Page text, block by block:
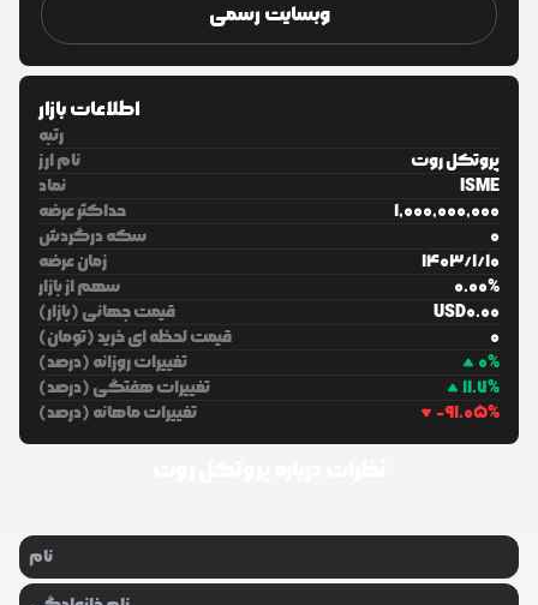
وبسایت رسمی
اطلاعات بازار
رتبه
نام ارز
پروتکل روت
نماد
ISME
حداکثر عرضه
1,000,000,000
سکه درگردش
0
زمان عرضه
1403/1/10
سهم از بازار
0.00%
قیمت جهانی (بازار)
USD0.00
قیمت لحظه ای خرید (تومان)
0
تغییرات روزانه (درصد)
0%
تغییرات هفتگی (درصد)
11.7%
تغییرات ماهانه (درصد)
-91.05%